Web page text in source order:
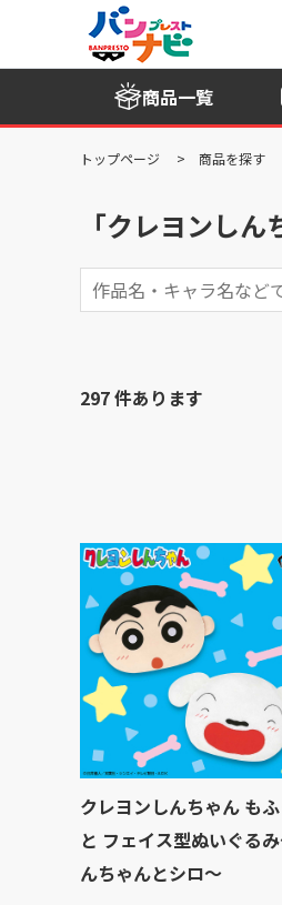
商品一覧
トップページ 商品を探す
「クレヨンし
297 件あります
クレヨンしんちゃん も
と フェイス型ぬいぐる
んちゃんとシロ～